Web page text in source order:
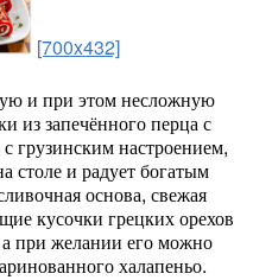
[700x432]
и при этомнесложную
иззапечённогоперцас
сгрузинскимнастроением,
столеи радуетбогатым
основа, свежая
кусочки грецкихорехов
апри желании егоможно
халапеньо.